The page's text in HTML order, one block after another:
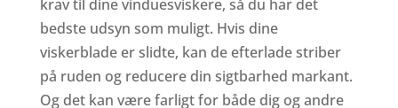
krav til dine vinduesviskere, så du har det
bedste udsyn som muligt. Hvis dine
viskerblade er slidte, kan de efterlade striber
på ruden og reducere din sigtbarhed markant.
Og det kan være farligt for både dig og andre